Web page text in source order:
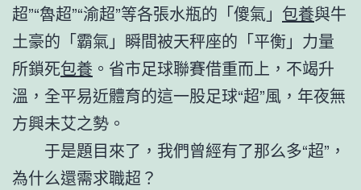
超”“魯超”“渝超”等各張水瓶的「傻氣」 包養與牛
土豪的「霸氣」瞬間被天秤座的「平衡」力量
所鎖死包養 。省市足球聯賽借重而上，不竭升
溫，全平易近體育的這一股足球“超”風，年夜無
方興未艾之勢。
于是題目來了，我們曾經有了那么多“超”，
為什么還需求職超？